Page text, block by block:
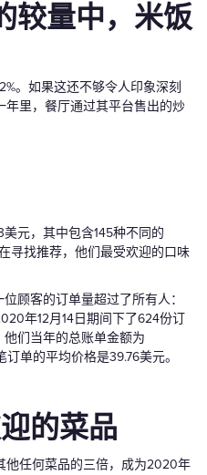
较量中，米饭
。如果这还不够令人印象深刻
年里，餐厅通过其平台售出的炒
元，其中包含145种不同的
寻找推荐，他们最受欢迎的口味
顾客的订单量超过了所有人：
年12月14日期间下了624份订
们当年的总账单金额为
单的平均价格是39.76美元。
的菜品
他任何菜品的三倍，成为2020年